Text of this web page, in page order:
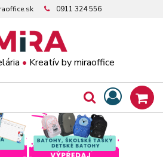
• Kreatív by miraoffice
0911 324 556